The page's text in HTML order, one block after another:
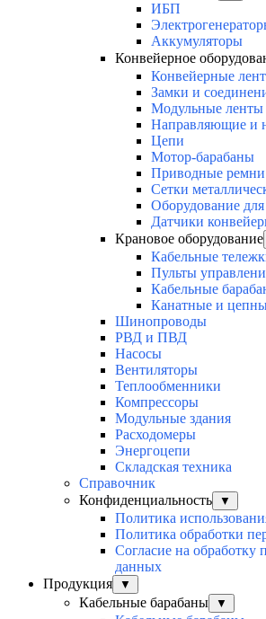
ИБП
Аккумуляторы
Конвейерное
Конвейерные
Замки и
Модульные ленты
Направляющие и
Цепи
Мотор-барабаны
Приводные ремни
Сетки
Оборудование
Датчики
Крановое оборудование
Кабельные
Пульты
Кабельные
Канатные и
Шинопроводы
РВД и ПВД
Насосы
Вентиляторы
Теплообменники
Компрессоры
Модульные здания
Расходомеры
Энергоцепи
Складская техника
Справочник
Конфиденциальность
▼
Политика
Политика обработки
Согласие на обработку
данных
Продукция
▼
Кабельные барабаны ▼